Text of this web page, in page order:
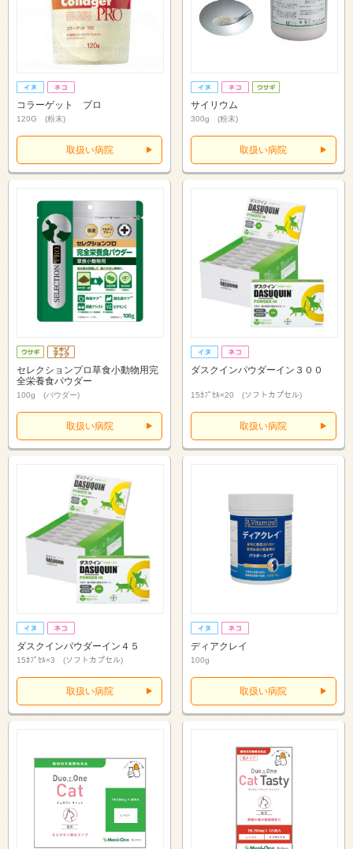
コラーゲット プロ
120G (粉末)
取扱い病院
サイリウム
300g (粉末)
取扱い病院
セレクションプロ草食小動物用完
全栄養食パウダー
100g (パウダー)
取扱い病院
ダスクインパウダーイン３００
15ｶﾌﾟｾﾙ×20 (ソフトカプセル)
取扱い病院
ダスクインパウダーイン４５
15ｶﾌﾟｾﾙ×3 (ソフトカプセル)
取扱い病院
ディアクレイ
100g
取扱い病院